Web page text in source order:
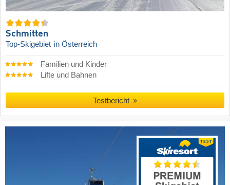
Schmitten
Top-Skigebiet in Österreich
Familien und Kinder
Lifte und Bahnen
Testbericht